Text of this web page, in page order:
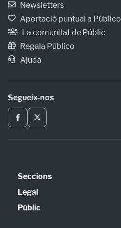
Newsletters
Aportació puntual a Público
La comunitat de Públic
Regala Público
Ajuda
Segueix-nos
Seccions
Política
Opinió
Legal
Avís legal
Públic